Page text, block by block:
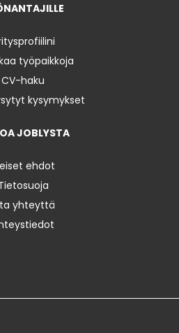
työpaikkoja
CV-haku
kysymykset
JOBLYSTA
ehdot
yhteyttä